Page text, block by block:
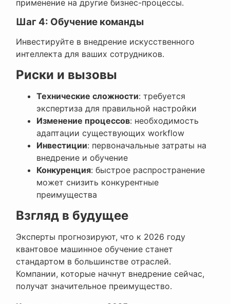
применение на другие бизнес-процессы.
Шаг 4: Обучение команды
Инвестируйте в внедрение искусственного
интеллекта для ваших сотрудников.
Риски и вызовы
Технические сложности: требуется
экспертиза для правильной настройки
Изменение процессов: необходимость
адаптации существующих workflow
Инвестиции: первоначальные затраты на
внедрение и обучение
Конкуренция: быстрое распространение
может снизить конкурентные
преимущества
Взгляд в будущее
Эксперты прогнозируют, что к 2026 году
квантовое машинное обучение станет
стандартом в большинстве отраслей.
Компании, которые начнут внедрение сейчас,
получат значительное преимущество.